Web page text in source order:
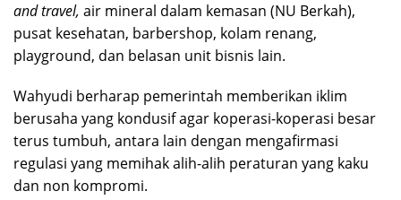
and travel, air mineral dalam kemasan (NU Berkah),
pusat kesehatan, barbershop, kolam renang,
playground, dan belasan unit bisnis lain.
Wahyudi berharap pemerintah memberikan iklim
berusaha yang kondusif agar koperasi-koperasi besar
terus tumbuh, antara lain dengan mengafirmasi
regulasi yang memihak alih-alih peraturan yang kaku
dan non kompromi.